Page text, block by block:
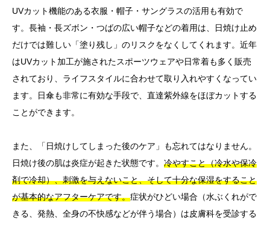
UVカット機能のある衣服・帽子・サングラスの活用も有効で
す。長袖・長ズボン・つばの広い帽子などの着用は、日焼け止め
だけでは難しい「塗り残し」のリスクをなくしてくれます。近年
はUVカット加工が施されたスポーツウェアや日常着も多く販売
されており、ライフスタイルに合わせて取り入れやすくなってい
ます。日傘も非常に有効な手段で、直達紫外線をほぼカットする
ことができます。
また、「日焼けしてしまった後のケア」も忘れてはなりません。
日焼け後の肌は炎症が起きた状態です。 冷やすこと（冷水や保冷
剤で冷却）、刺激を与えないこと、そして十分な保湿をすること
が基本的なアフターケアです。症状がひどい場合（水ぶくれがで
きる、発熱、全身の不快感などが伴う場合）は皮膚科を受診する